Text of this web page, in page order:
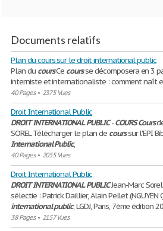
Documents relatifs
Plan du cours sur le droit international public
Plan ducoursCe coursse décomposera en 3
interniste et internationaliste : comment naît
40 Pages• 2375 Vues
Droit International Public
DROITINTERNATIONAL PUBLIC-COURSCours
SOREL Télécharger le plan de courssur l'EPI
International Public,
40 Pages• 2055 Vues
Droit International Public
DROITINTERNATIONAL PUBLICJean-Marc
sélectie : Patrick Daillier, Alain Pellet (NGUYEN
international public, LGDJ, Paris, 7ème édition
38 Pages• 2157 Vues